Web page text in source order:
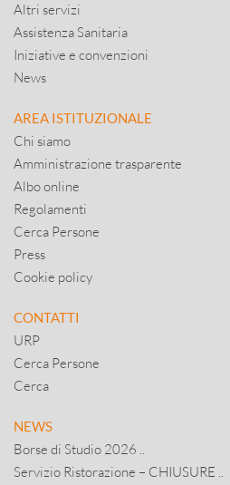
Altri servizi
Assistenza Sanitaria
Iniziative e convenzioni
News
AREA ISTITUZIONALE
Chi siamo
Amministrazione trasparente
Albo online
Regolamenti
Cerca Persone
Press
Cookie policy
CONTATTI
URP
Cerca Persone
Cerca
NEWS
Borse di Studio 2026 ..
Servizio Ristorazione – CHIUSURE ..